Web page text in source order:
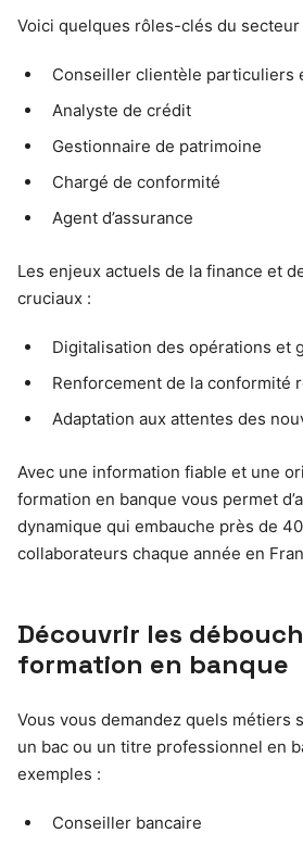
Voici quelques rôles-clés du secteur
Conseiller clientèle particuliers
Analyste de crédit
Gestionnaire de patrimoine
Chargé de conformité
Agent d’assurance
Les enjeux actuels de la finance et
cruciaux :
Digitalisation des opérations et
Renforcement de la conformité
Adaptation aux attentes des
Avec une information fiable et une
formation en banque vous permet
dynamique qui embauche près de
collaborateurs chaque année en
Découvrir les
formation en banque
Vous vous demandez quels métiers
un bac ou un titre professionnel en
exemples :
Conseiller bancaire